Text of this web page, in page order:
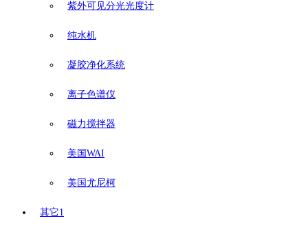
紫外可见分光光度计
纯水机
凝胶净化系统
离子色谱仪
磁力搅拌器
美国WAI
美国尤尼柯
其它1